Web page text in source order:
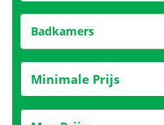
Badkamers